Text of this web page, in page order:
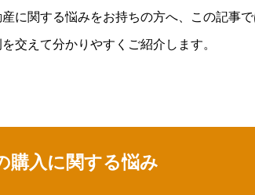
に関する悩みをお持ちの方へ、この記事
交えて分かりやすくご紹介します。
購入に関する悩み